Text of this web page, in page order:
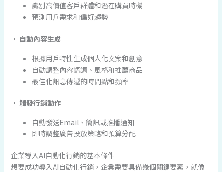
識別高價值客戶群體和潛在購買時機
預測用戶需求和偏好趨勢
• 自動內容生成
根據用戶特性生成個人化文案和創意
自動調整內容語調、風格和推薦商品
最佳化訊息傳遞的時間點和頻率
• 觸發行銷動作
自動發送Email、簡訊或推播通知
即時調整廣告投放策略和預算分配
企業導入AI自動化行銷的基本條件
想要成功導入AI自動化行銷，企業需要具備幾個關鍵要素，就像